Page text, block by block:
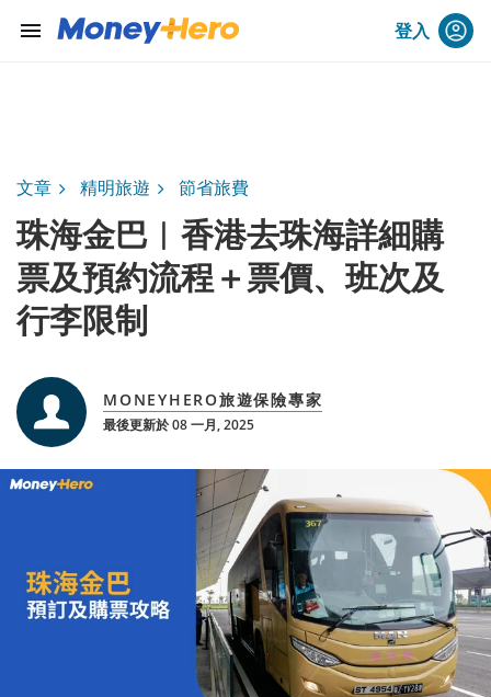
menu 登入
文章 精明旅遊 節省旅費
珠海金巴︱香港去珠海詳細購
票及預約流程＋票價、班次及
行李限制
MONEYHERO旅遊保險專家
最後更新於 08 一月, 2025